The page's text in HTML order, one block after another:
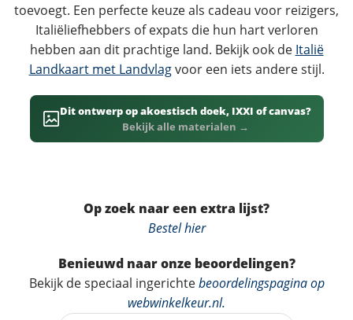
toevoegt. Een perfecte keuze als cadeau voor reizigers,
Italiëliefhebbers of expats die hun hart verloren
hebben aan dit prachtige land. Bekijk ook de Italië
Landkaart met Landvlagvoor een iets andere stijl.
Dit ontwerp op akoestisch doek, IXXI of canvas?
Bekijk alle materialen →
Op zoek naar een extra lijst?
Bestel hier
Benieuwd naar onze beoordelingen?
Bekijk de speciaal ingerichtebeoordelingspagina op
webwinkelkeur.nl.